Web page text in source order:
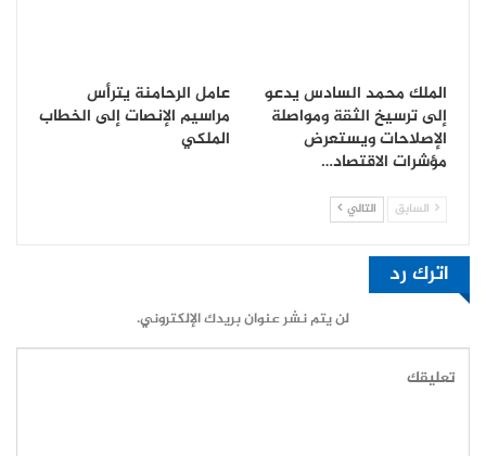
الملك محمد السادس يدعو
إلى ترسيخ الثقة ومواصلة
الإصلاحات ويستعرض
مؤشرات الاقتصاد…
عامل الرحامنة يترأس
مراسيم الإنصات إلى الخطاب
الملكي
السابق التالي
اترك رد
لن يتم نشر عنوان بريدك الإلكتروني.